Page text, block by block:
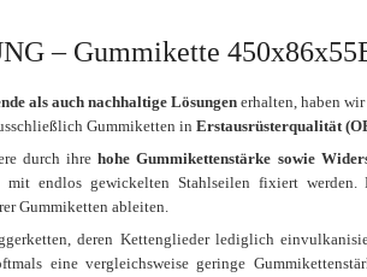
– Gummikette
als auch nachhaltige Lösungen erhalten, haben
Gummiketten in Erstausrüsterqualität
durch ihrehohe Gummikettenstärke sowie
mit endlos gewickelten Stahlseilen fixiert
Gummiketten ableiten.
deren Kettenglieder lediglich
eine vergleichsweise geringe